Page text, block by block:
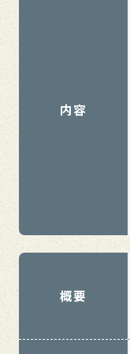
内容
概要